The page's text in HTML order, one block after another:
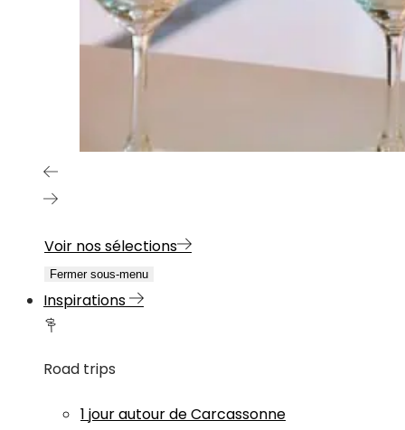
Voir nos sélections
Fermer sous-menu
Inspirations
Road trips
1 jour autour de Carcassonne